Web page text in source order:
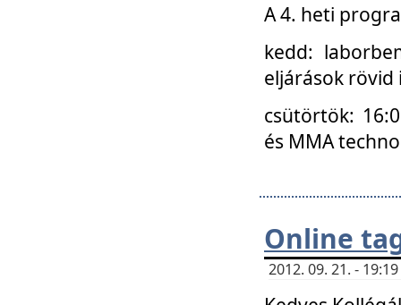
A 4. heti
kedd:
eljárások
csütörtök:
és MMA
Online
2012. 09. 21. -